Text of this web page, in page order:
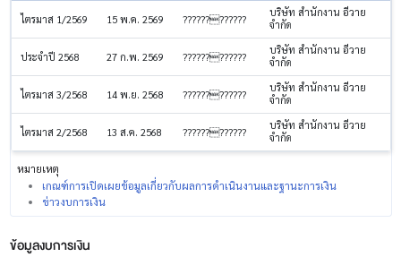
ไตรมาส 1/2569 15 พ.ค. 2569 ????????????
บริษัท สำนักงาน อีวาย
จำกัด
ประจำปี 2568 27 ก.พ. 2569 ????????????
บริษัท สำนักงาน อีวาย
จำกัด
ไตรมาส 3/2568 14 พ.ย. 2568 ????????????
บริษัท สำนักงาน อีวาย
จำกัด
ไตรมาส 2/2568 13 ส.ค. 2568 ????????????
บริษัท สำนักงาน อีวาย
จำกัด
หมายเหตุ
เกณฑ์การเปิดเผยข้อมูลเกี่ยวกับผลการดำเนินงานและฐานะการเงิน
ข่าวงบการเงิน
ข้อมูลงบการเงิน